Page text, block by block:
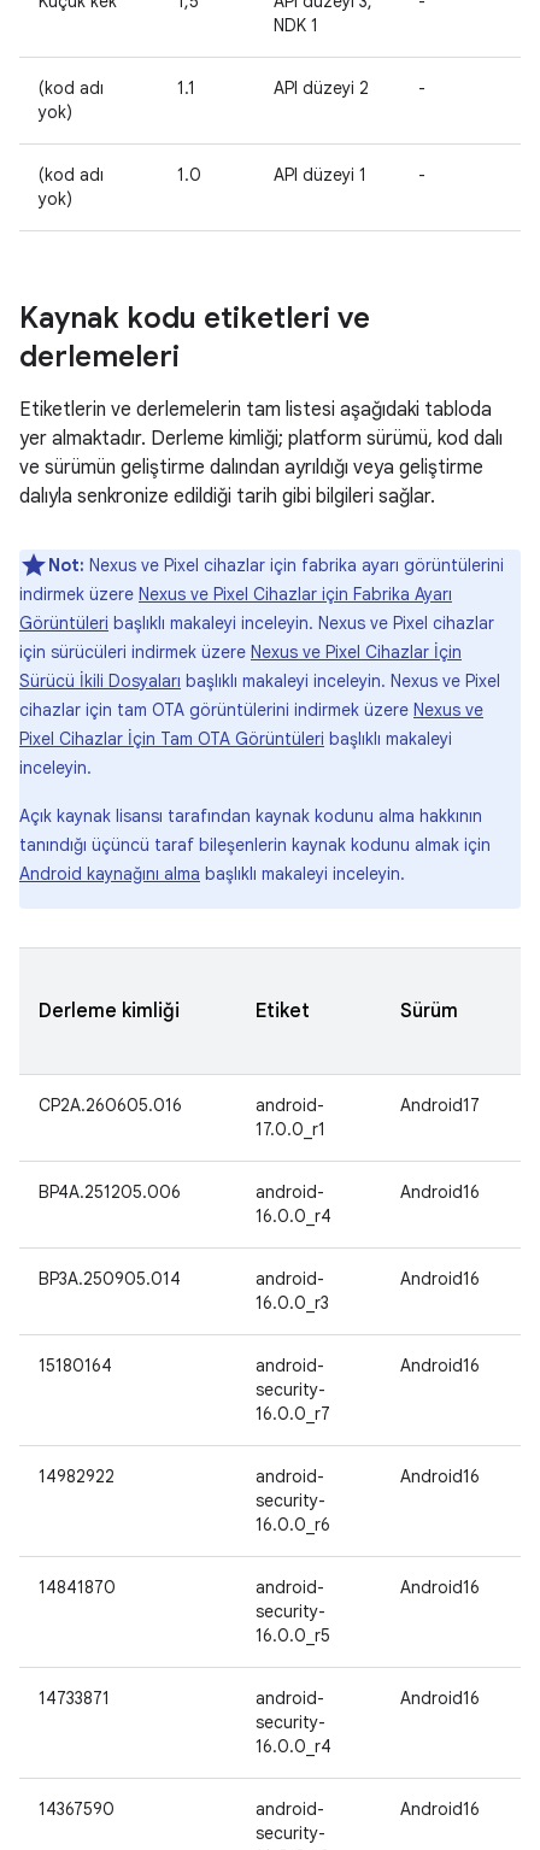
NDK 1
(kod adı
yok)
1.1 API düzeyi 2 -
(kod adı
yok)
1.0 API düzeyi 1 -
Kaynak kodu etiketleri ve
derlemeleri
Etiketlerin ve derlemelerin tam listesi aşağıdaki tabloda
yer almaktadır. Derleme kimliği; platform sürümü, kod dalı
ve sürümün geliştirme dalından ayrıldığı veya geliştirme
dalıyla senkronize edildiği tarih gibi bilgileri sağlar.
Not: Nexus ve Pixel cihazlar için fabrika ayarı görüntülerini
indirmek üzere Nexus ve Pixel Cihazlar için Fabrika Ayarı
Görüntüleri başlıklı makaleyi inceleyin. Nexus ve Pixel cihazlar
için sürücüleri indirmek üzere Nexus ve Pixel Cihazlar İçin
Sürücü İkili Dosyaları başlıklı makaleyi inceleyin. Nexus ve Pixel
cihazlar için tam OTA görüntülerini indirmek üzere Nexus ve
Pixel Cihazlar İçin Tam OTA Görüntüleri başlıklı makaleyi
inceleyin.
Açık kaynak lisansı tarafından kaynak kodunu alma hakkının
tanındığı üçüncü taraf bileşenlerin kaynak kodunu almak için
Android kaynağını alma başlıklı makaleyi inceleyin.
Derleme kimliği Etiket Sürüm
CP2A.260605.016
android-
17.0.0_r1
Android17
BP4A.251205.006
android-
16.0.0_r4
Android16
BP3A.250905.014
android-
16.0.0_r3
Android16
15180164
android-
security-
16.0.0_r7
Android16
14982922
android-
security-
16.0.0_r6
Android16
14841870
android-
security-
16.0.0_r5
Android16
14733871
android-
security-
16.0.0_r4
Android16
14367590
android-
security-
Android16